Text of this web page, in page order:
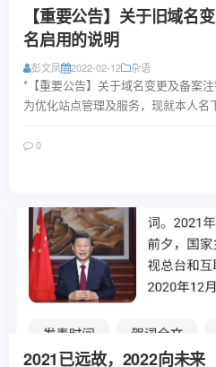
【重要公告】关于旧域名
名启用的说明
彭文凤 2022-02-12 杂语
*【重要公告】关于域名变更及备案
为优化站点管理及服务，现就本人
0
2021已远故，2022向未来